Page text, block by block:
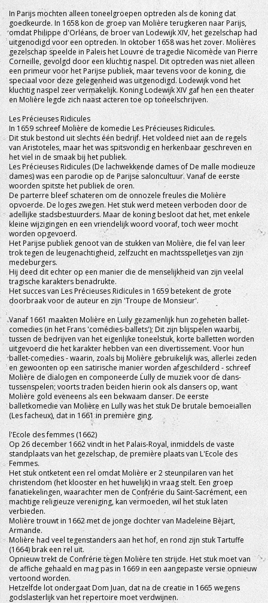
In Parijs mochten alleen toneelgroepen optreden als de koning dat
goedkeurde. In 1658 kon de groep van Molière terugkeren naar Parijs,
omdat Philippe d'Orléans, de broer van Lodewijk XIV, het gezelschap had
uitgenodigd voor een optreden. In oktober 1658 was het zover. Molières
gezelschap speelde in Paleis het Louvre de tragedie Nicomède van Pierre
Corneille, gevolgd door een kluchtig naspel. Dit optreden was niet alleen
een primeur voor het Parijse publiek, maar tevens voor de koning, die
speciaal voor deze gelegenheid was uitgenodigd. Lodewijk vond het
kluchtig naspel zeer vermakelijk. Koning Lodewijk XIV gaf hen een theater
en Molière legde zich naast acteren toe op toneelschrijven.
Les Précieuses Ridicules
In 1659 schreef Molière de komedie Les Précieuses Ridicules.
Dit stuk bestond uit slechts één bedrijf. Het voldeed niet aan de regels
van Aristoteles, maar het was spitsvondig en herkenbaar geschreven en
het viel in de smaak bij het publiek.
Les Précieuses Ridicules (De lachwekkende dames of De malle modieuze
dames) was een parodie op de Parijse saloncultuur. Vanaf de eerste
woorden spitste het publiek de oren.
De parterre bleef schateren om de onnozele freules die Molière
opvoerde. De loges zwegen. Het stuk werd meteen verboden door de
adellijke stadsbestuurders. Maar de koning besloot dat het, met enkele
kleine wijzigingen en een vriendelijk woord vooraf, toch weer mocht
worden opgevoerd.
Het Parijse publiek genoot van de stukken van Molière, die fel van leer
trok tegen de leugenachtigheid, zelfzucht en machtsspelletjes van zijn
medeburgers.
Hij deed dit echter op een manier die de menselijkheid van zijn veelal
tragische karakters benadrukte.
Het succes van Les Précieuses Ridicules in 1659 betekent de grote
doorbraak voor de auteur en zijn 'Troupe de Monsieur'.
Vanaf 1661 maakten Molière en Luily gezamenlijk hun zogeheten ballet-
comedies (in het Frans 'comédies-ballets'); Dit zijn blijspelen waarbij,
tussen de bedrijven van het eigenlijke toneelstuk, korte balletten worden
uitgevoerd die het karakter hebben van een divertissement. Voor hun
ballet-comedies - waarin, zoals bij Molière gebruikelijk was, allerlei zeden
en gewoonten op een satirische manier worden afgeschilderd - schreef
Molière de dialogen en componeerde Lully de muziek voor de dans-
tussenspelen; voorts traden beiden hierin ook als dansers op, want
Molière gold eveneens als een bekwaam danser. De eerste
balletkomedie van Molière en Lully was het stuk De brutale bemoeiallen
(Les facheux), dat in 1661 in première ging.
l'Ecole des femmes (1662)
Op 26 december 1662 vindt in het Palais-Royal, inmiddels de vaste
standplaats van het gezelschap, de première plaats van L'Ecole des
Femmes.
Het stuk ontketent een rel omdat Molière er 2 steunpilaren van het
christendom (het klooster en het huwelijk) in vraag stelt. Een groep
fanatiekelingen, waarachter men de Confrérie du Saint-Sacrément, een
machtige religieuze vereniging, kan vermoeden, wil het stuk laten
verbieden.
Molière trouwt in 1662 met de jonge dochter van Madeleine Bèjart,
Armande.
Molière had veel tegenstanders aan het hof, en rond zijn stuk Tartuffe
(1664) brak een rel uit.
Opnieuw trekt de Confrérie tegen Molière ten strijde. Het stuk moet van
de affiche gehaald en mag pas in 1669 in een aangepaste versie opnieuw
vertoond worden.
Hetzelfde lot ondergaat Dom Juan, dat na de creatie in 1665 wegens
godslasterlijk van het repertoire moet verdwijnen.